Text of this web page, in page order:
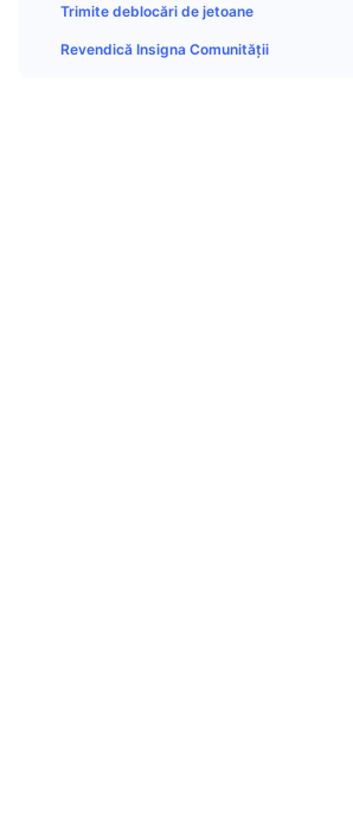
Trimite deblocări de jetoane
Revendică Insigna Comunității